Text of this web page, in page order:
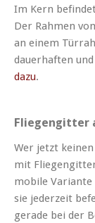
Im Kern
Der Rahmen
an einem
dauerhaften
dazu.
Fliegengitter
Wer jetzt
mit
mobile
sie jederzeit
gerade bei der